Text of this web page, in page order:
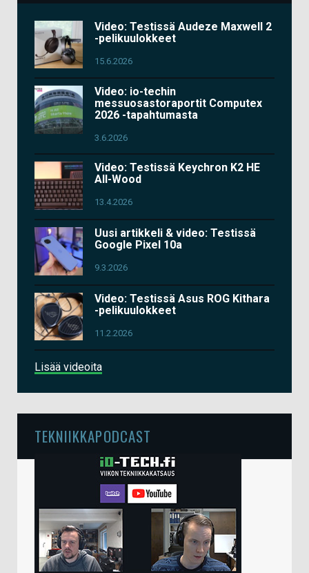
Video: Testissä Audeze Maxwell 2
-pelikuulokkeet
15.6.2026
Video: io-techin
messuosastoraportit Computex
2026 -tapahtumasta
3.6.2026
Video: Testissä Keychron K2 HE
All-Wood
13.4.2026
Uusi artikkeli & video: Testissä
Google Pixel 10a
9.3.2026
Video: Testissä Asus ROG Kithara
-pelikuulokkeet
11.2.2026
Lisää videoita
TEKNIIKKAPODCAST